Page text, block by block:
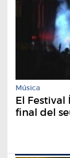
Música
El
final del